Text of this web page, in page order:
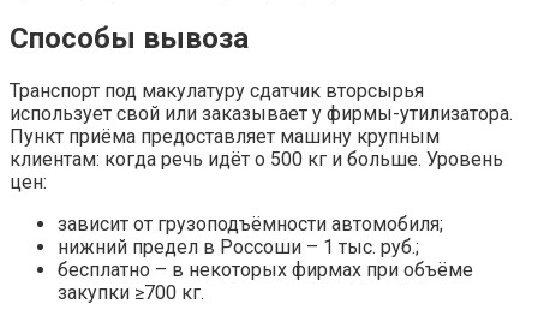
Способы вывоза
Транспорт под макулатуру сдатчик вторсырья
использует свой или заказывает у фирмы-утилизатора.
Пункт приёма предоставляет машину крупным
клиентам: когда речь идёт о 500 кг и больше. Уровень
цен:
зависит от грузоподъёмности автомобиля;
нижний предел в Россоши – 1 тыс. руб.;
бесплатно – в некоторых фирмах при объёме
закупки ≥700 кг.